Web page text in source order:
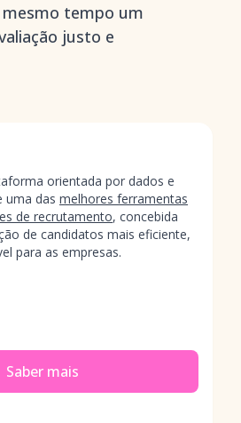
tempo um
justo e
orientada por dados e
uma das melhores ferramentas
de recrutamento, concebida
de candidatos mais eficiente,
para as empresas.
Saber mais